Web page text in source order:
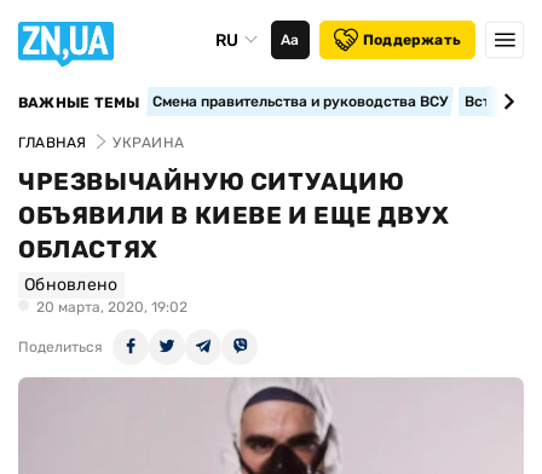
RU Аа Поддержать
ВАЖНЫЕ ТЕМЫ Смена правительства и руководства ВСУ
ГЛАВНАЯ УКРАИНА
ЧРЕЗВЫЧАЙНУЮ СИТУАЦИЮ
ОБЪЯВИЛИ В КИЕВЕ И ЕЩЕ ДВУХ
ОБЛАСТЯХ
Обновлено
20 марта, 2020, 19:02
Поделиться